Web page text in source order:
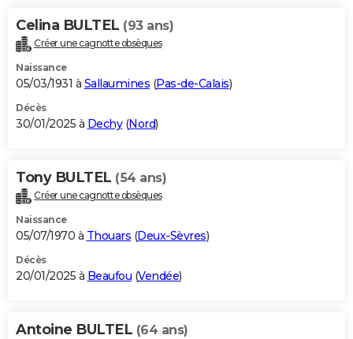
Celina BULTEL (93 ans)
Créer une cagnotte obsèques
Naissance
05/03/1931 à Sallaumines (Pas-de-Calais)
Décès
30/01/2025 à Dechy(Nord)
Tony BULTEL (54 ans)
Créer une cagnotte obsèques
Naissance
05/07/1970 à Thouars (Deux-Sèvres)
Décès
20/01/2025 à Beaufou (Vendée)
Antoine BULTEL (64 ans)